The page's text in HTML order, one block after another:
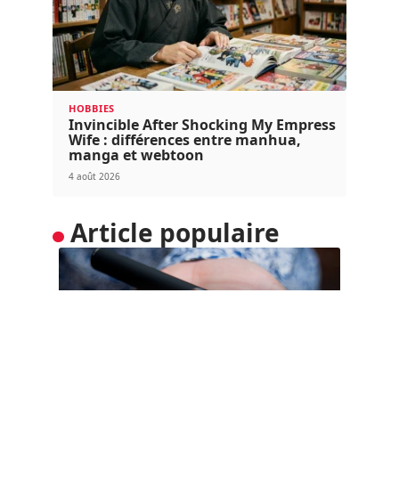
HOBBIES
Invincible After Shocking My Empress
Wife : différences entre manhua,
manga et webtoon
4 août 2026
Article populaire